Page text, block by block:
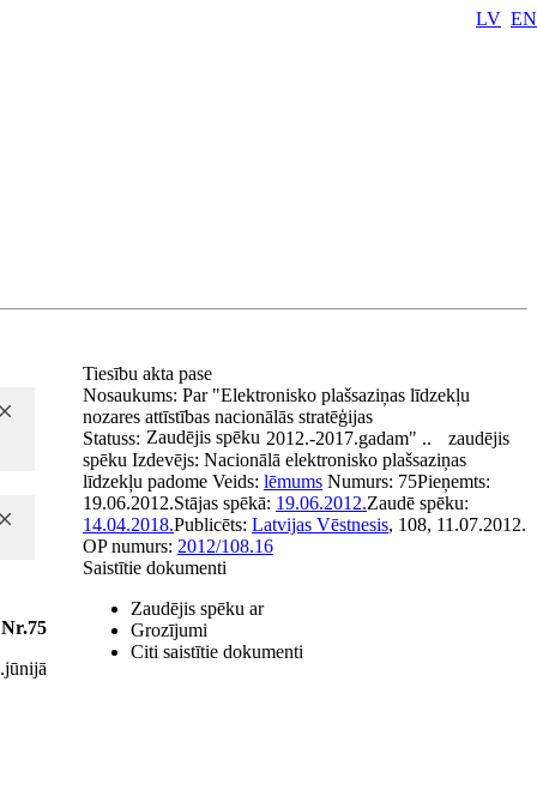
LV EN
Tiesību akta pase
Nosaukums: Par "Elektronisko plašsaziņas līdzekļu
nozares attīstības nacionālās stratēģijas
2012.-2017.gadam" ..
Statuss: Zaudējis spēku
zaudējis
spēku Izdevējs: Nacionālā elektronisko plašsaziņas
līdzekļu padome Veids: lēmums Numurs: 75Pieņemts:
19.06.2012.Stājas spēkā: 19.06.2012.Zaudē spēku:
14.04.2018.Publicēts: Latvijas Vēstnesis, 108, 11.07.2012.
OP numurs: 2012/108.16
Saistītie dokumenti
Zaudējis spēku ar
Grozījumi
Citi saistītie dokumenti